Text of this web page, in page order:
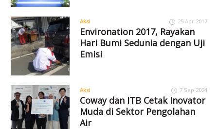
Aksi 25 Apr 2017
Environation 2017, Rayakan
Hari Bumi Sedunia dengan Uji
Emisi
Aksi 7 Sep 2024
Coway dan ITB Cetak Inovator
Muda di Sektor Pengolahan
Air